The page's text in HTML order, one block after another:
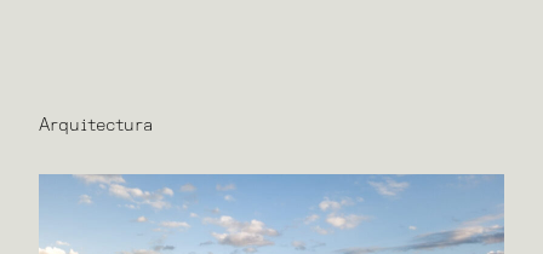
Arquitectura